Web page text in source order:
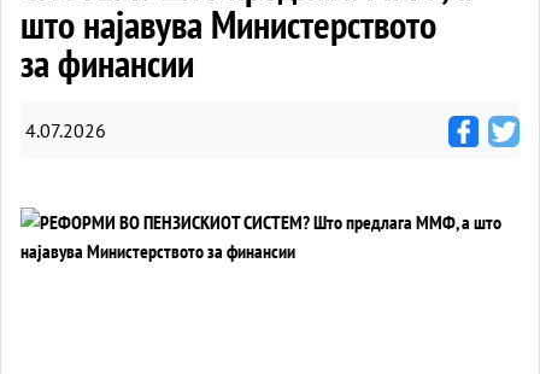
што најавува Министерството
за финансии
4.07.2026